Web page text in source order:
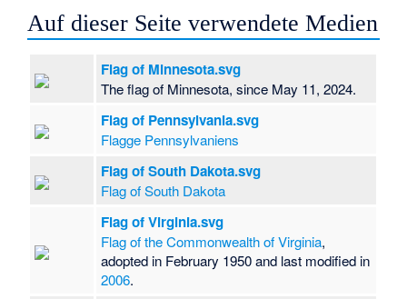
Auf dieser Seite verwendete Medien
Flag of Minnesota.svg
The flag of Minnesota, since May 11, 2024.
Flag of Pennsylvania.svg
Flagge Pennsylvaniens
Flag of South Dakota.svg
Flag of South Dakota
Flag of Virginia.svg
Flag of the Commonwealth of Virginia,
adopted in February 1950 and last modified in
2006.